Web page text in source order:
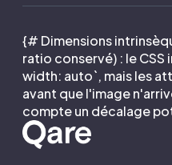
{# Dimensions
ratio conservé) : le
width: auto`, mais les
avant que l'image
compte un décalage